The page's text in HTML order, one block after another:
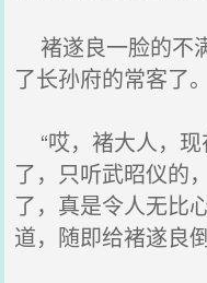
褚遂良一脸的不
了长孙府的常客了。
“哎，褚大人，
了，只听武昭仪的
了，真是令人无比
道，随即给褚遂良